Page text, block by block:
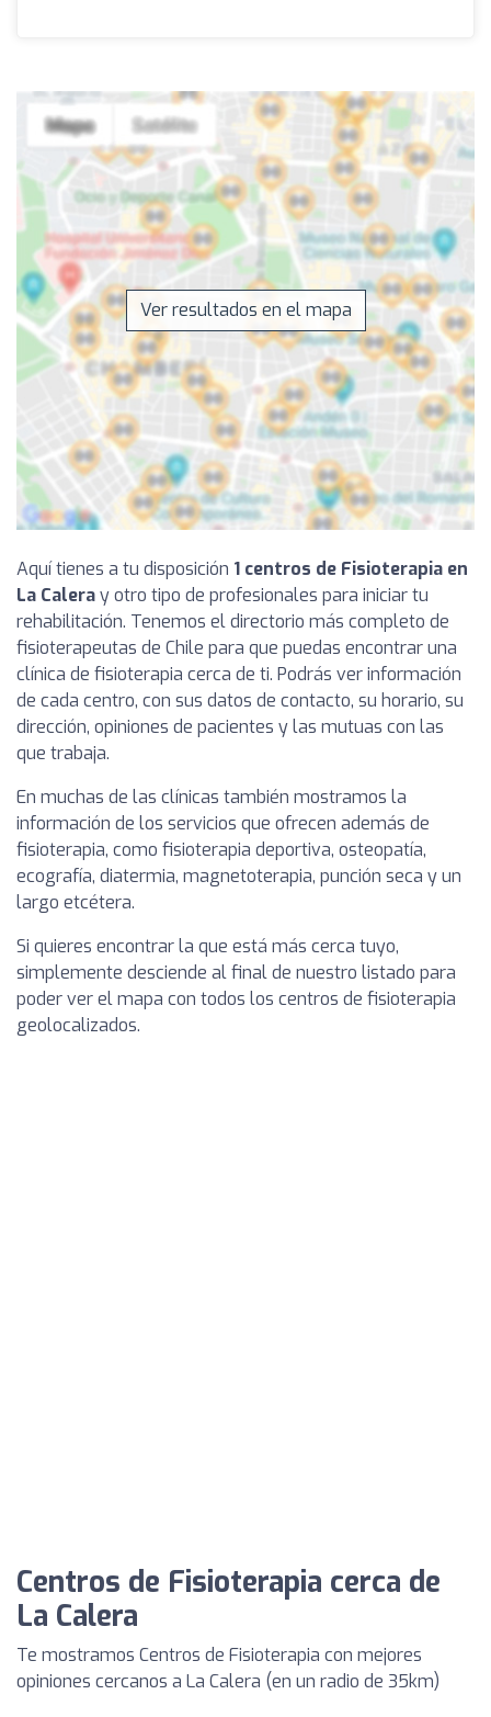
Ver resultados en el mapa
Aquí tienes a tu disposición 1 centros de Fisioterapia en
La Caleray otro tipo de profesionales para iniciar tu
rehabilitación. Tenemos el directorio más completo de
fisioterapeutas de Chile para que puedas encontrar una
clínica de fisioterapia cerca de ti. Podrás ver información
de cada centro, con sus datos de contacto, su horario, su
dirección, opiniones de pacientes y las mutuas con las
que trabaja.
En muchas de las clínicas también mostramos la
información de los servicios que ofrecen además de
fisioterapia, como fisioterapia deportiva, osteopatía,
ecografía, diatermia, magnetoterapia, punción seca y un
largo etcétera.
Si quieres encontrar la que está más cerca tuyo,
simplemente desciende al final de nuestro listado para
poder ver el mapa con todos los centros de fisioterapia
geolocalizados.
Centros de Fisioterapia cerca de
La Calera
Te mostramos Centros de Fisioterapia con mejores
opiniones cercanos a La Calera (en un radio de 35km)